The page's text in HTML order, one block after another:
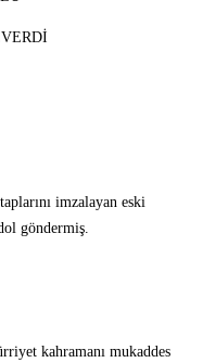
imzalayan eski
göndermiş.
kahramanı mukaddes